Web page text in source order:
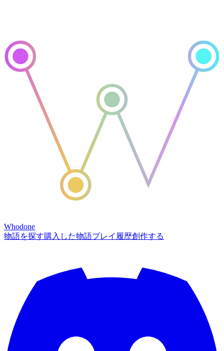
Whodone
物語を探す購入した物語プレイ履歴創作する